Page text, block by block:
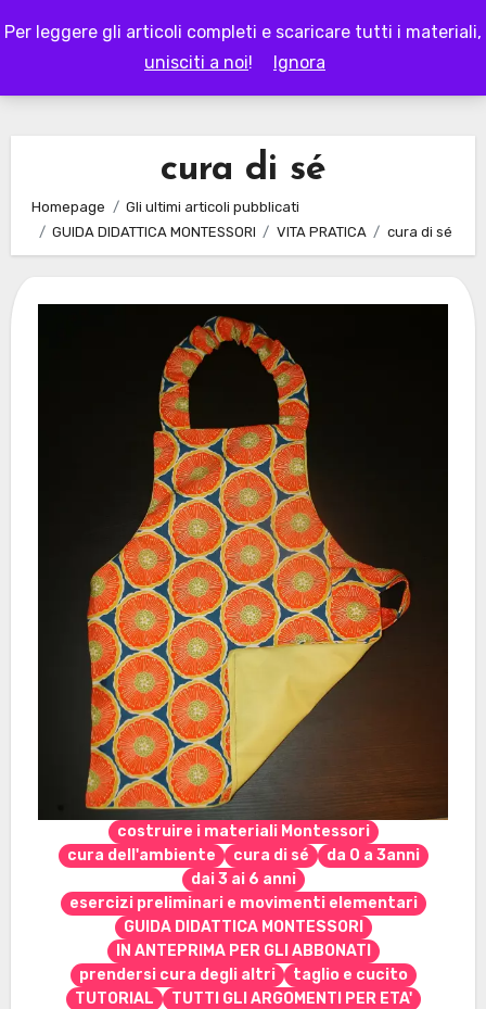
Per leggere gli articoli completi e scaricare tutti i materiali,
unisciti a noi! Ignora
to
LAPAPPADOLCE
cura di sé
Homepage
Gli ultimi articoli pubblicati
GUIDA DIDATTICA MONTESSORI
VITA PRATICA cura di sé
costruire i materiali Montessori
cura dell'ambiente
cura di sé
da 0 a 3anni
dai 3 ai 6 anni
esercizi preliminari e movimenti elementari
GUIDA DIDATTICA MONTESSORI
IN ANTEPRIMA PER GLI ABBONATI
prendersi cura degli altri
taglio e cucito
TUTORIAL
TUTTI GLI ARGOMENTI PER ETA'